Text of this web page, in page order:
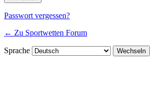
Passwort vergessen?
← Zu Sportwetten Forum
Sprache